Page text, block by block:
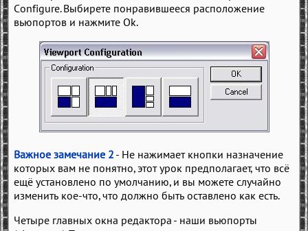
Configure. Выбирете понравившееся расположение
вьюпортов и нажмите Ok.
Важное замечание 2 - Не нажимает кнопки назначение
которых вам не понятно, этот урок предполагает, что всё
ещё установлено по умолчанию, и вы можете случайно
изменить кое-что, что должно быть оставлено как есть.
Четыре главных окна редактора - наши вьюпорты